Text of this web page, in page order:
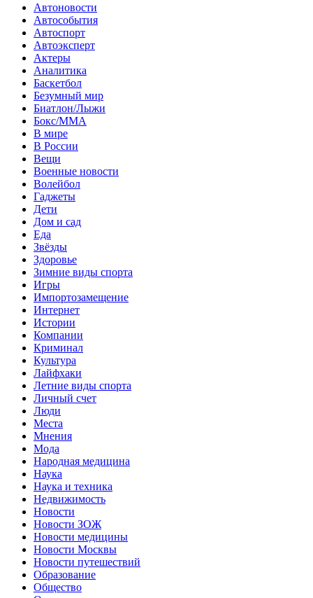
Автоновости
Автособытия
Автоспорт
Автоэксперт
Актеры
Аналитика
Баскетбол
Безумный мир
Биатлон/Лыжи
Бокс/MMA
В мире
В России
Вещи
Военные новости
Волейбол
Гаджеты
Дети
Дом и сад
Еда
Звёзды
Здоровье
Зимние виды спорта
Игры
Импортозамещение
Интернет
Истории
Компании
Криминал
Культура
Лайфхаки
Летние виды спорта
Личный счет
Люди
Места
Мнения
Мода
Народная медицина
Наука
Наука и техника
Недвижимость
Новости
Новости ЗОЖ
Новости медицины
Новости Москвы
Новости путешествий
Образование
Общество